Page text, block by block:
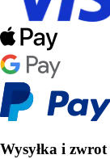
Wysyłka i zwrot